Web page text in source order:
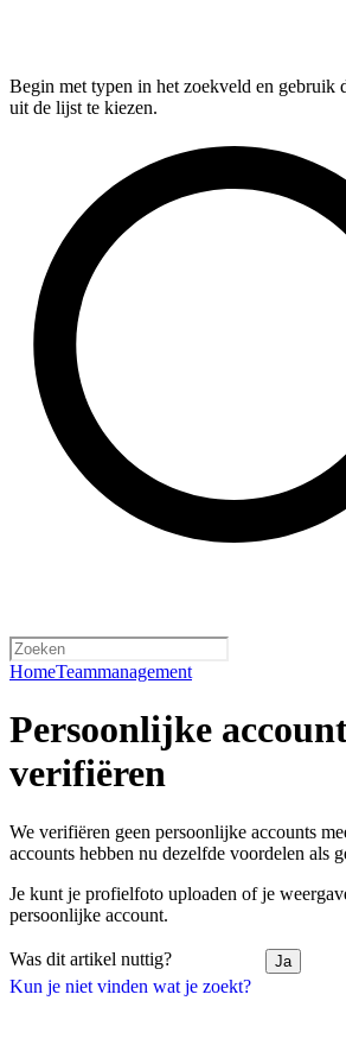
Begin met typen in het zoekveld en gebruik
uit de lijst te kiezen.
HomeTeammanagement
Kun je niet vinden wat je zoekt?
Persoonlijke
verifiëren
We verifiëren geen persoonlijke accounts
accounts hebben nu dezelfde voordelen als
Je kunt je profielfoto uploaden of je
persoonlijke account.
Was dit artikel nuttig? Ja